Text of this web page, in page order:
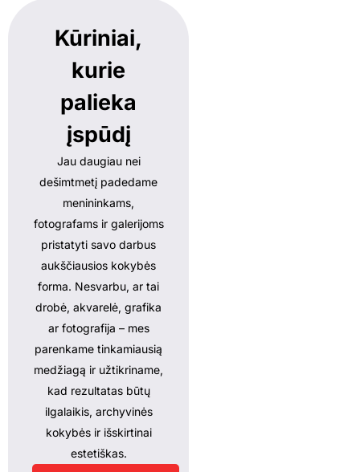
Kūriniai,
kurie
palieka
įspūdį
Jau daugiau nei
dešimtmetį padedame
menininkams,
fotografams ir galerijoms
pristatyti savo darbus
aukščiausios kokybės
forma. Nesvarbu, ar tai
drobė, akvarelė, grafika
ar fotografija – mes
parenkame tinkamiausią
medžiagą ir užtikriname,
kad rezultatas būtų
ilgalaikis, archyvinės
kokybės ir išskirtinai
estetiškas.